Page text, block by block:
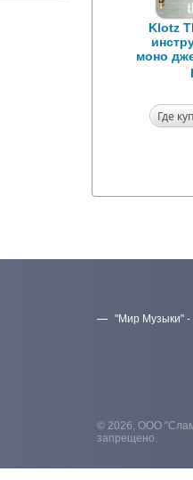
Klotz
моно
Где
"Мир Музыки" -
© 2026, ООО
запрещено.